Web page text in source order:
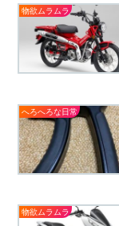
物欲ムラムラ
へろへろな日常
物欲ムラムラ